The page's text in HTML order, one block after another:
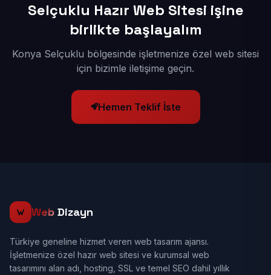
Selçuklu Hazır Web Sitesi işine
birlikte başlayalım
Konya Selçuklu bölgesinde işletmenize özel web sitesi
için bizimle iletişime geçin.
Hemen Teklif İste
Web Dizayn
Türkiye geneline hizmet veren web tasarım ajansı.
İşletmenize özel hazır web sitesi ve kurumsal web
tasarımını alan adı, hosting, SSL ve temel SEO dahil yıllık